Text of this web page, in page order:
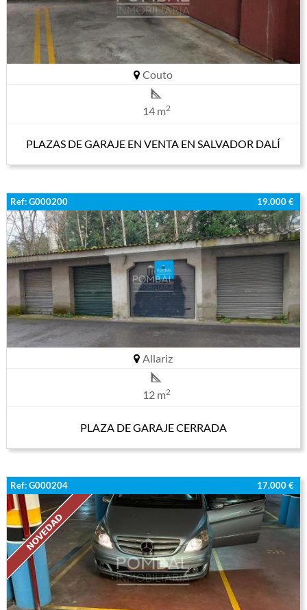
Couto
14 m2
PLAZAS DE GARAJE EN VENTA EN SALVADOR DALÍ
Ref: G000200 19.000 €
Allariz
12 m2
PLAZA DE GARAJE CERRADA
Ref: G000204 17.000 €